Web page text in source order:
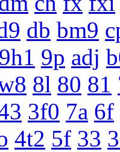
db bm9
9h1 9p adj
8l 80 81
3f0 7a 6f
4t2 5f 33